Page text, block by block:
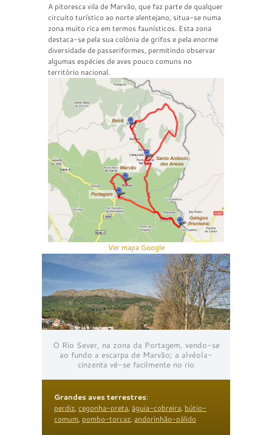
A pitoresca vila de Marvão, que faz parte de qualquer
circuito turístico ao norte alentejano, situa-se numa
zona muito rica em termos faunísticos. Esta zona
destaca-se pela sua colónia de grifos e pela enorme
diversidade de passeriformes, permitindo observar
algumas espécies de aves pouco comuns no
território nacional.
Ver mapa Google
O Rio Sever, na zona da Portagem, vendo-se
ao fundo a escarpa de Marvão; a alvéola-
cinzenta vê-se facilmente no rio
Grandes aves terrestres:
perdiz, cegonha-preta, águia-cobreira, bútio-
comum, pombo-torcaz, andorinhão-pálido